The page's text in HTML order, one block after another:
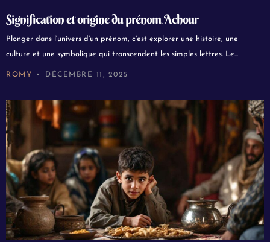
Signification et origine du prénom Achour
Plonger dans l'univers d'un prénom, c'est explorer une histoire, une
culture et une symbolique qui transcendent les simples lettres. Le...
ROMY DÉCEMBRE 11, 2025